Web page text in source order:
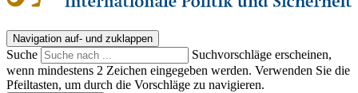
Navigation auf- und zuklappen
Suche
Suchvorschläge erscheinen,
wenn mindestens 2 Zeichen eingegeben werden. Verwenden Sie die
Pfeiltasten, um durch die Vorschläge zu navigieren.